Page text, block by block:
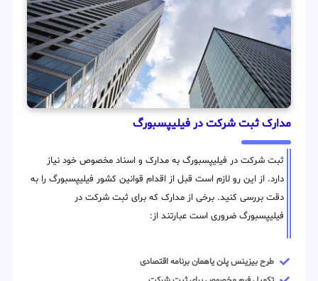
مدارک ثبت شرکت در فیلیپسبورگ
ثبت شرکت در فیلیپسبورگ به مدارک و اسناد مخصوص خود نیاز
دارد. از این رو لازم است قبل از اقدام قوانین کشور فیلیپسبورگ را به
دقت بررسی کنید. برخی از مدارک که برای ثبت شرکت در
فیلیپسبورگ ضروری است عبارتند از:
طرح بیزینس پلن یاهمان برنامه اقتصادی